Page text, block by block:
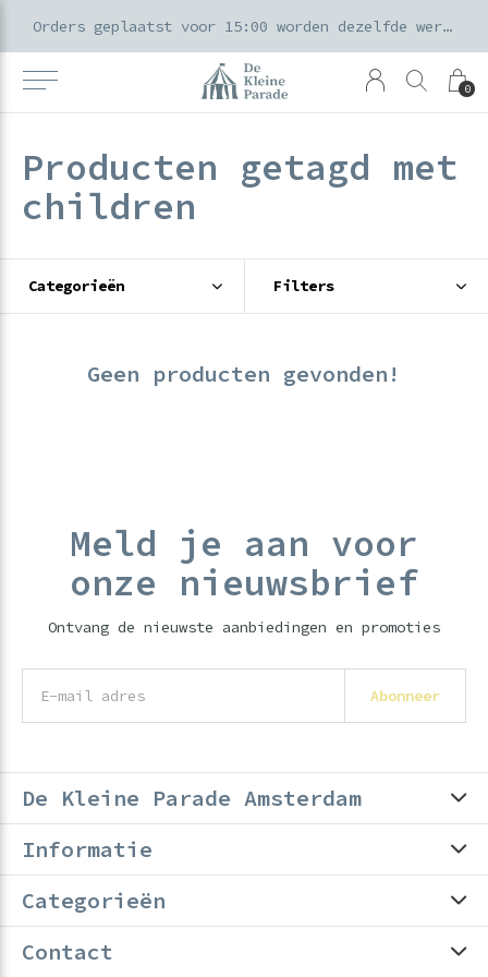
0
Orders geplaatst voor 15:00 worden dezelfde werkdag verzonden
Producten getagd met
children
Categorieën Filters
Geen producten gevonden!
Meld je aan voor
onze nieuwsbrief
Ontvang de nieuwste aanbiedingen en promoties
Abonneer
De Kleine Parade Amsterdam
Informatie
Categorieën
Contact